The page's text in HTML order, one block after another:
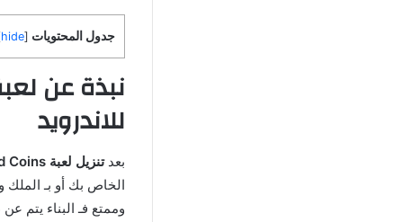
جدول المحتويات [
hide
للاندرويد
بعدتنزيل لعبة Royal Match Unlimited Coins مهكرة
الخاص بك أو بـ
وممتع فـ البناء يتم